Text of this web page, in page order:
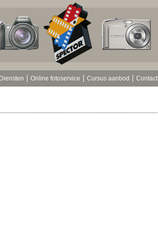
Diensten Online fotoservice Cursus aanbod Contact